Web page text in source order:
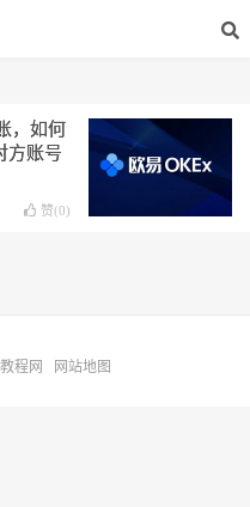
，如何
方账号
赞(0)
程网 网站地图